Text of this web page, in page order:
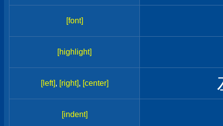
[font]
[highlight]
[left], [right], [center]
[indent]